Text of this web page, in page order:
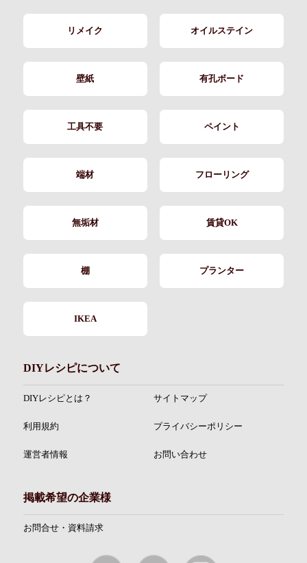
リメイク オイルステイン
壁紙 有孔ボード
工具不要 ペイント
端材 フローリング
無垢材 賃貸OK
棚 プランター
IKEA
DIYレシピについて
DIYレシピとは？ サイトマップ
利用規約 プライバシーポリシー
運営者情報 お問い合わせ
掲載希望の企業様
お問合せ・資料請求